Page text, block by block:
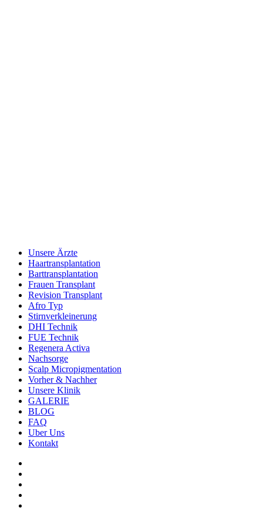
Unsere Ärzte
Haartransplantation
Barttransplantation
Frauen Transplant
Revision Transplant
Afro Typ
Stirnverkleinerung
DHI Technik
FUE Technik
Regenera Activa
Nachsorge
Scalp Micropigmentation
Vorher & Nachher
Unsere Klinik
GALERIE
BLOG
FAQ
Uber Uns
Kontakt